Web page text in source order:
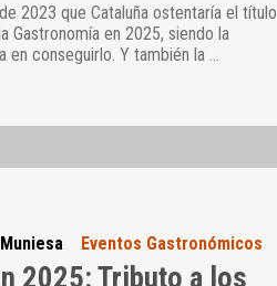
2023 que Cataluña ostentaría el título
Gastronomía en 2025, siendo la
en conseguirlo. Y también la
Eventos Gastronómicos
2025: Tributo a los